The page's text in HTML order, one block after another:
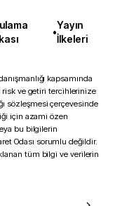
•
Yayın
İlkeleri
kapsamında
risk ve getiri tercihlerinize
sözleşmesi çerçevesinde
için azami özen
bu bilgilerin
Odası sorumlu değildir.
tüm bilgi ve verilerin